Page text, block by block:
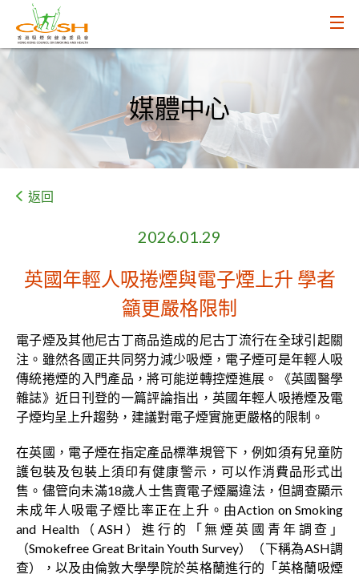
媒體中心
返回
2026.01.29
英國年輕人吸捲煙與電子煙上升 學者
籲更嚴格限制
電子煙及其他尼古丁商品造成的尼古丁流行在全球引起關
注。雖然各國正共同努力減少吸煙，電子煙可是年輕人吸
傳統捲煙的入門產品，將可能逆轉控煙進展。《英國醫學
雜誌》近日刊登的一篇評論指出，英國年輕人吸捲煙及電
子煙均呈上升趨勢，建議對電子煙實施更嚴格的限制。
在英國，電子煙在指定產品標準規管下，例如須有兒童防
護包裝及包裝上須印有健康警示，可以作消費品形式出
售。儘管向未滿18歲人士售賣電子煙屬違法，但調查顯示
未成年人吸電子煙比率正在上升。由Action on Smoking
and Health（ASH）進行的「無煙英國青年調查」
（Smokefree Great Britain Youth Survey）（下稱為ASH調
查），以及由倫敦大學學院於英格蘭進行的「英格蘭吸煙